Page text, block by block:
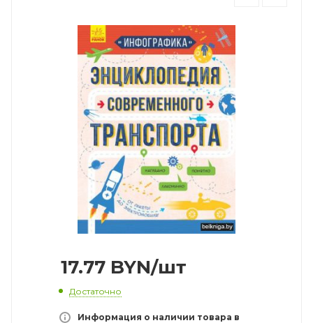
17.77 BYN/шт
Достаточно
Информация о наличии товара в